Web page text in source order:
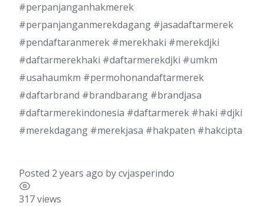
#perpanjanganhakmerek
#perpanjanganmerekdagang #jasadaftarmerek
#pendaftaranmerek #merekhaki #merekdjki
#daftarmerekhaki #daftarmerekdjki #umkm
#usahaumkm #permohonandaftarmerek
#daftarbrand #brandbarang #brandjasa
#daftarmerekindonesia #daftarmerek #haki #djki
#merekdagang #merekjasa #hakpaten #hakcipta
Posted 2 years ago bycvjasperindo
317 views